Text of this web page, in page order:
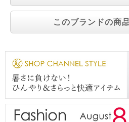
このブランドの商